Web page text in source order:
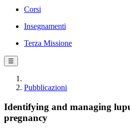
Corsi
Insegnamenti
Terza Missione
☰
Pubblicazioni
Identifying and managing
pregnancy